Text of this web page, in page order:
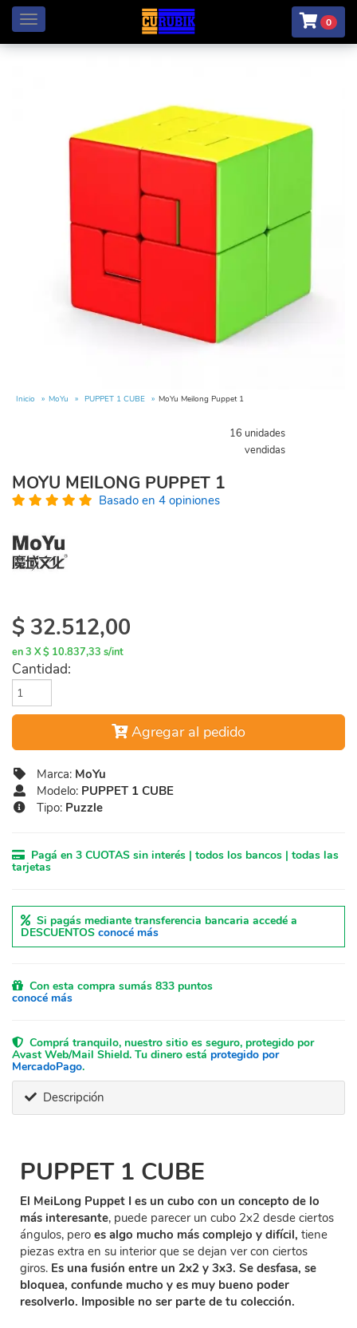
Menú 0
Inicio MoYu PUPPET 1 CUBE MoYu Meilong Puppet 1
16 unidades
vendidas
MOYU MEILONG PUPPET 1
Basado en 4 opiniones
$ 32.512,00
en 3 X $ 10.837,33 s/int
Cantidad:
Agregar al pedido
Marca: MoYu
Modelo: PUPPET 1 CUBE
Tipo: Puzzle
Pagá en 3 CUOTAS sin interés | todos los bancos | todas las
tarjetas
Si pagás mediante transferencia bancaria accedé a
DESCUENTOS conocé más
Con esta compra sumás 833 puntos
conocé más
Comprá tranquilo, nuestro sitio es seguro, protegido por
Avast Web/Mail Shield. Tu dinero está protegido por
MercadoPago.
Descripción
PUPPET 1 CUBE
El MeiLong Puppet I es un cubo con un concepto de lo
más interesante, puede parecer un cubo 2x2 desde ciertos
ángulos, pero es algo mucho más complejo y difícil, tiene
piezas extra en su interior que se dejan ver con ciertos
giros. Es una fusión entre un 2x2 y 3x3. Se desfasa, se
bloquea, confunde mucho y es muy bueno poder
resolverlo. Imposible no ser parte de tu colección.